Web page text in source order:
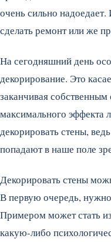
очень сильно
сделать ремонт или же
На сегодняшний день
декорирование. Это
заканчивая
максимального эффекта
декорировать стены,
попадают в наше поле
Декорировать стены
В первую очередь,
Примером может стать
какую-либо